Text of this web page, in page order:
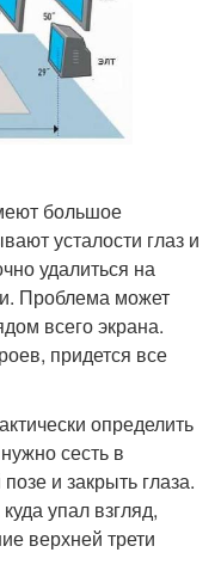
большое
усталости глаз и
удалиться на
Проблема может
всего экрана.
придется все
определить
сесть в
и закрыть глаза.
упал взгляд,
верхней трети